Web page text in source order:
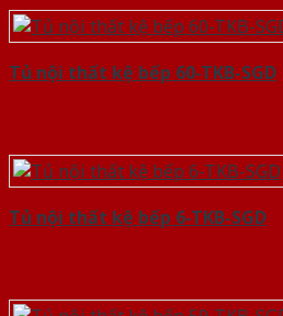
Tủ nội thất kệ bếp 60-TKB-SGD
Tủ nội thất kệ bếp 6-TKB-SGD